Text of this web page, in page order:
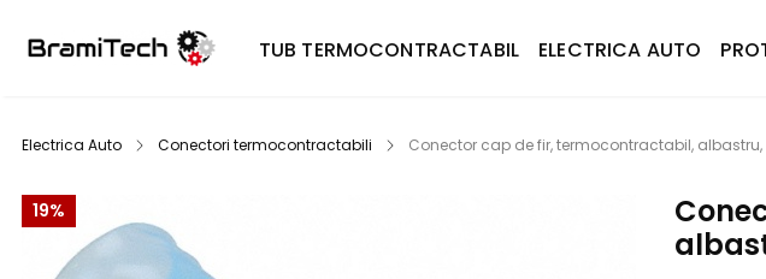
TUB TERMOCONTRACTABIL ELECTRICA AUTO
Electrica Auto Conectori termocontractabili Conector cap de fir, termocontractabil,
19%